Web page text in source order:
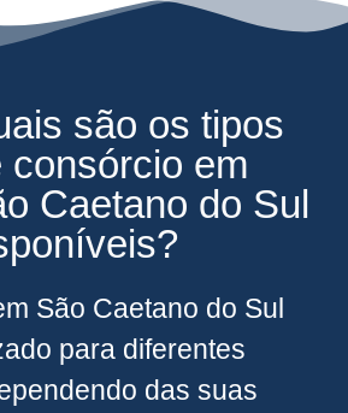
são os tipos
consórcio em
Caetano do Sul
São Caetano do Sul
para diferentes
das suas